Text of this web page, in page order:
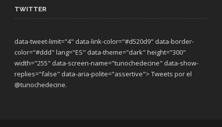
TWITTER
data-tweet-limit="4" data-link-color="#d520d9" data-border-
color="#ddd" lang="ES" data-theme="dark" height="300"
width="255" data-screen-name="tunochedecine" data-show-
replies="false" data-aria-polite="assertive"> Tweets por el
@tunochedecine.